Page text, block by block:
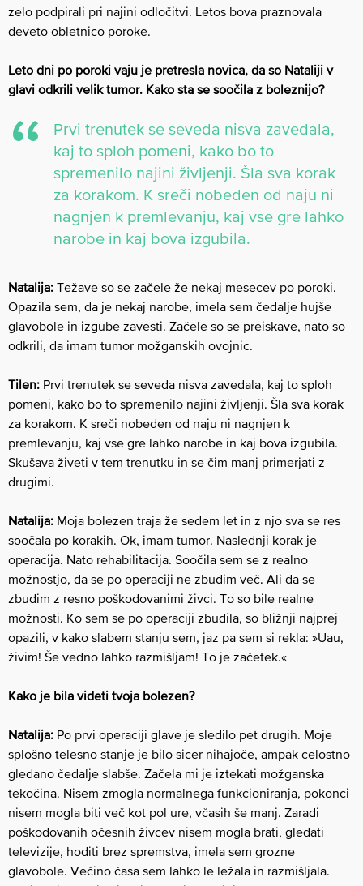
zelo podpirali pri najini odločitvi. Letos bova praznovala
deveto obletnico poroke.
Leto dni po poroki vaju je pretresla novica, da so Nataliji v
glavi odkrili velik tumor. Kako sta se soočila z boleznijo?
Prvi trenutek se seveda nisva zavedala,
kaj to sploh pomeni, kako bo to
spremenilo najini življenji. Šla sva korak
za korakom. K sreči nobeden od naju ni
nagnjen k premlevanju, kaj vse gre lahko
narobe in kaj bova izgubila.
Natalija: Težave so se začele že nekaj mesecev po poroki.
Opazila sem, da je nekaj narobe, imela sem čedalje hujše
glavobole in izgube zavesti. Začele so se preiskave, nato so
odkrili, da imam tumor možganskih ovojnic.
Tilen: Prvi trenutek se seveda nisva zavedala, kaj to sploh
pomeni, kako bo to spremenilo najini življenji. Šla sva korak
za korakom. K sreči nobeden od naju ni nagnjen k
premlevanju, kaj vse gre lahko narobe in kaj bova izgubila.
Skušava živeti v tem trenutku in se čim manj primerjati z
drugimi.
Natalija: Moja bolezen traja že sedem let in z njo sva se res
soočala po korakih. Ok, imam tumor. Naslednji korak je
operacija. Nato rehabilitacija. Soočila sem se z realno
možnostjo, da se po operaciji ne zbudim več. Ali da se
zbudim z resno poškodovanimi živci. To so bile realne
možnosti. Ko sem se po operaciji zbudila, so bližnji najprej
opazili, v kako slabem stanju sem, jaz pa sem si rekla: »Uau,
živim! Še vedno lahko razmišljam! To je začetek.«
Kako je bila videti tvoja bolezen?
Natalija: Po prvi operaciji glave je sledilo pet drugih. Moje
splošno telesno stanje je bilo sicer nihajoče, ampak celostno
gledano čedalje slabše. Začela mi je iztekati možganska
tekočina. Nisem zmogla normalnega funkcioniranja, pokonci
nisem mogla biti več kot pol ure, včasih še manj. Zaradi
poškodovanih očesnih živcev nisem mogla brati, gledati
televizije, hoditi brez spremstva, imela sem grozne
glavobole. Večino časa sem lahko le ležala in razmišljala.